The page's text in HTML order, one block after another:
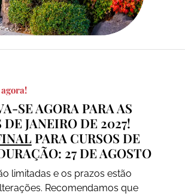
SE AGORA PARA AS
JANEIRO DE 2027!
PARA CURSOS DE
27 DE AGOSTO
limitadas e os prazos estão
Recomendamos que